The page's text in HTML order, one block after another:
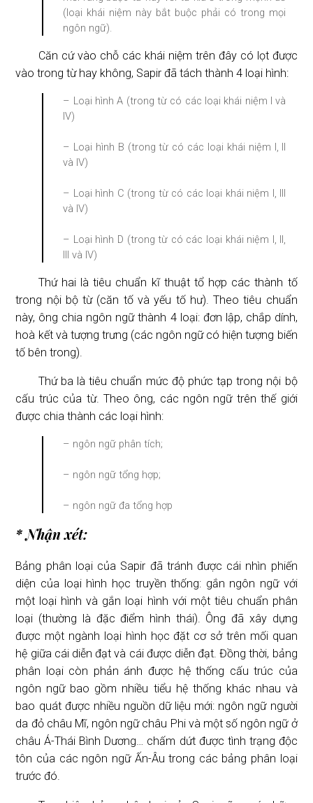
(loại khái niệm này bắt buộc phải có trong mọi
ngôn ngữ).
Căn cứ vào chỗ các khái niệm trên đây có lọt được
vào trong từ hay không, Sapir đã tách thành 4 loại hình:
– Loại hình A (trong từ có các loại khái niệm I và
IV)
– Loại hình B (trong từ có các loại khái niệm I, II
và IV)
– Loại hình C (trong từ có các loại khái niệm I, III
và IV)
– Loại hình D (trong từ có các loại khái niệm I, II,
III và IV)
Thứ hai là tiêu chuẩn kĩ thuật tổ hợp các thành tố
trong nội bộ từ (căn tố và yếu tố hư). Theo tiêu chuẩn
này, ông chia ngôn ngữ thành 4 loại: đơn lập, chắp dính,
hoà kết và tượng trưng (các ngôn ngữ có hiện tượng biến
tố bên trong).
Thứ ba là tiêu chuẩn mức độ phức tạp trong nội bộ
cấu trúc của từ. Theo ông, các ngôn ngữ trên thế giới
được chia thành các loại hình:
– ngôn ngữ phân tích;
– ngôn ngữ tổng hợp;
– ngôn ngữ đa tổng hợp
* Nhận xét:
Bảng phân loại của Sapir đã tránh được cái nhìn phiến
diện của loại hình học truyền thống: gắn ngôn ngữ với
một loại hình và gắn loại hình với một tiêu chuẩn phân
loại (thường là đặc điểm hình thái). Ông đã xây dựng
được một ngành loại hình học đặt cơ sở trên mối quan
hệ giữa cái diễn đạt và cái được diễn đạt. Đồng thời, bảng
phân loại còn phản ánh được hệ thống cấu trúc của
ngôn ngữ bao gồm nhiều tiểu hệ thống khác nhau và
bao quát được nhiều nguồn dữ liệu mới: ngôn ngữ người
da đỏ châu Mĩ, ngôn ngữ châu Phi và một số ngôn ngữ ở
châu Á-Thái Bình Dương… chấm dứt được tình trạng độc
tôn của các ngôn ngữ Ấn-Âu trong các bảng phân loại
trước đó.